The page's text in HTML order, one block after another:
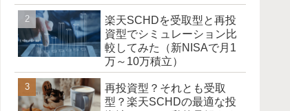
楽天SCHDを受取型と再投
資型でシミュレーション比
較してみた（新NISAで月1
万～10万積立）
再投資型？それとも受取
型？楽天SCHDの最適な投